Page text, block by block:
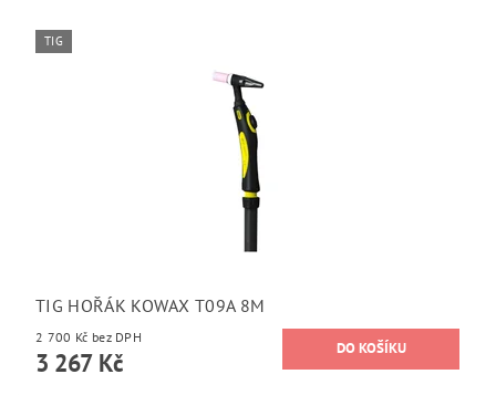
TIG
TIG HOŘÁK KOWAX T09A 8M
2 700 Kč bez DPH
3 267 Kč